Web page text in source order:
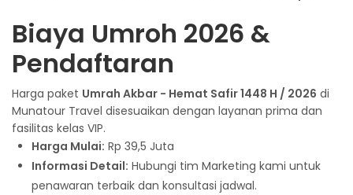
Biaya Umroh 2026 &
Pendaftaran
Harga paket Umrah Akbar - Hemat Safir 1448 H / 2026 di
Munatour Travel disesuaikan dengan layanan prima dan
fasilitas kelas VIP.
Harga Mulai: Rp 39,5 Juta
Informasi Detail: Hubungi tim Marketing kami untuk
penawaran terbaik dan konsultasi jadwal.